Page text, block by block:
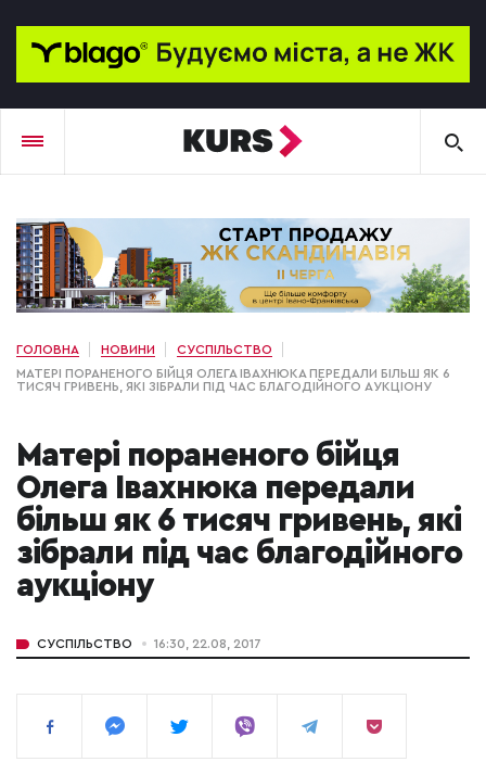
ГОЛОВНА НОВИНИ
СУСПІЛЬСТВО
МАТЕРІ ПОРАНЕНОГО БІЙЦЯ ОЛЕГА ІВАХНЮКА ПЕРЕДАЛИ БІЛЬШ ЯК 6
ТИСЯЧ ГРИВЕНЬ, ЯКІ ЗІБРАЛИ ПІД ЧАС БЛАГОДІЙНОГО АУКЦІОНУ
Матері пораненого бійця
Олега Івахнюка передали
більш як 6 тисяч гривень, які
зібрали під час благодійного
аукціону
СУСПІЛЬСТВО 16:30, 22.08, 2017